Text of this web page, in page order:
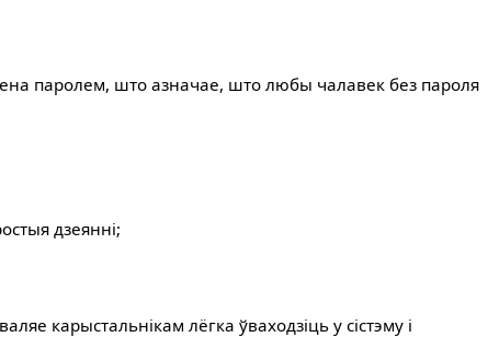
паролем, што азначае, што любы чалавек без пароля
дзеянні;
карыстальнікам лёгка ўваходзіць у сістэму і